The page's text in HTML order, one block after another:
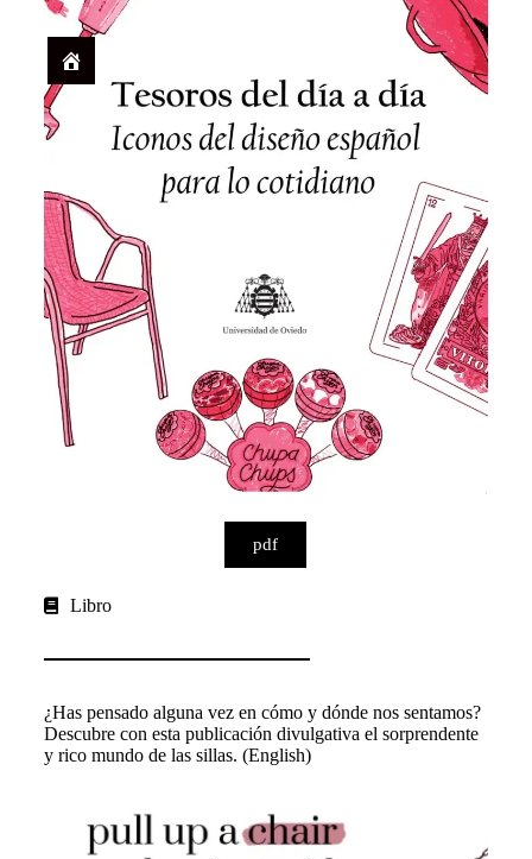
pdf
Libro
¿Has pensado alguna vez en cómo y dónde nos sentamos?
Descubre con esta publicación divulgativa el sorprendente
y rico mundo de las sillas. (English)